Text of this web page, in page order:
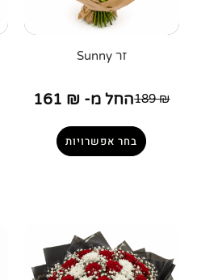
זר Sunny
189₪ החל מ- 161 ₪
בחר אפשרויות